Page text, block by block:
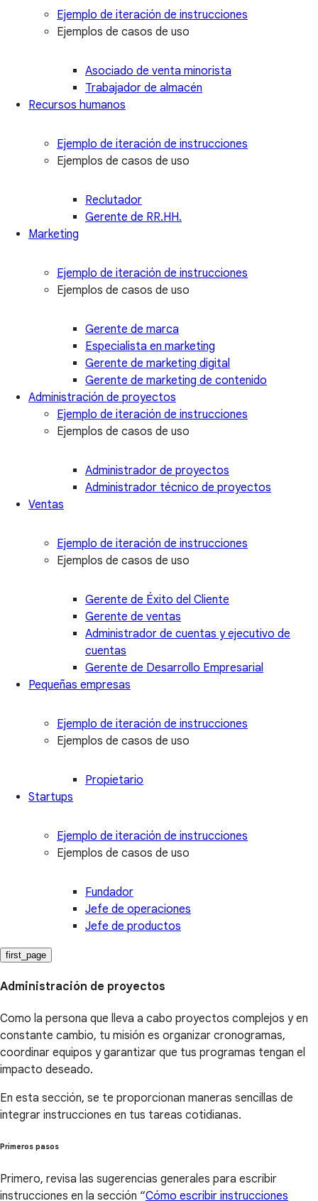
Ejemplo de iteración de instrucciones
Ejemplos de casos de uso
Asociado de venta minorista
Trabajador de almacén
Recursos humanos
Ejemplo de iteración de instrucciones
Ejemplos de casos de uso
Reclutador
Gerente de RR.HH.
Marketing
Ejemplo de iteración de instrucciones
Ejemplos de casos de uso
Gerente de marca
Especialista en marketing
Gerente de marketing digital
Gerente de marketing de contenido
Administración de proyectos
Ejemplo de iteración de instrucciones
Ejemplos de casos de uso
Administrador de proyectos
Administrador técnico de proyectos
Ventas
Ejemplo de iteración de instrucciones
Ejemplos de casos de uso
Gerente de Éxito del Cliente
Gerente de ventas
Administrador de cuentas y ejecutivo de
cuentas
Gerente de Desarrollo Empresarial
Pequeñas empresas
Ejemplo de iteración de instrucciones
Ejemplos de casos de uso
Propietario
Startups
Ejemplo de iteración de instrucciones
Ejemplos de casos de uso
Fundador
Jefe de operaciones
Jefe de productos
first_page
Administración de proyectos
Como la persona que lleva a cabo proyectos complejos y en
constante cambio, tu misión es organizar cronogramas,
coordinar equipos y garantizar que tus programas tengan el
impacto deseado.
En esta sección, se te proporcionan maneras sencillas de
integrar instrucciones en tus tareas cotidianas.
Primeros pasos
Primero, revisa las sugerencias generales para escribir
instrucciones en la sección “Cómo escribir instrucciones